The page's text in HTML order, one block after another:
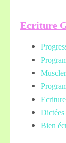
Ecriture
Bien